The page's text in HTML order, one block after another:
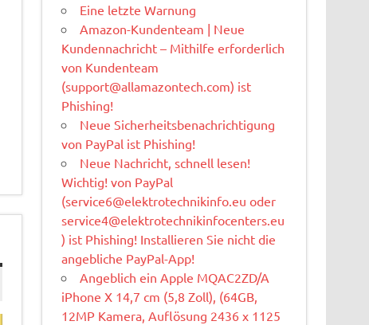
Eine letzte Warnung
Amazon-Kundenteam | Neue
Kundennachricht – Mithilfe erforderlich
von Kundenteam
(support@allamazontech.com) ist
Phishing!
Neue Sicherheitsbenachrichtigung
von PayPal ist Phishing!
Neue Nachricht, schnell lesen!
Wichtig! von PayPal
(service6@elektrotechnikinfo.eu oder
service4@elektrotechnikinfocenters.eu
) ist Phishing! Installieren Sie nicht die
angebliche PayPal-App!
Angeblich ein Apple MQAC2ZD/A
iPhone X 14,7 cm (5,8 Zoll), (64GB,
12MP Kamera, Auflösung 2436 x 1125